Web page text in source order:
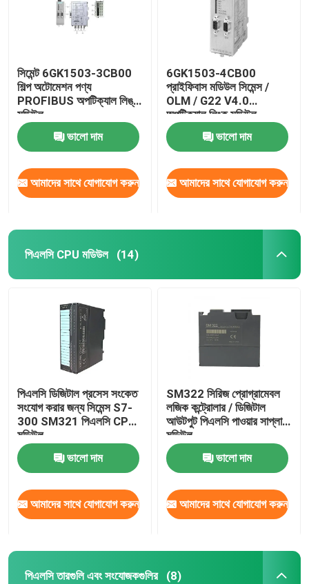
পণ্য
সিমেন্ট 6GK1503-3CB00
শিল্প অটোমেশন পণ্য
PROFIBUS অপটিক্যাল লিঙ্ক
মডিউল
ভালো দাম
আমাদের সাথে যোগাযোগ করুন
6GK1503-4CB00
প্রাইফিবাস মডিউল সিমেন্স /
OLM / G22 V4.0
অপটিক্যাল লিংক মডিউল
ভালো দাম
আমাদের সাথে যোগাযোগ করুন
পিএলসি CPU মডিউল (14)
পিএলসি ডিজিটাল প্রসেস সংকেত
সংযোগ করার জন্য সিমেন্স S7-
300 SM321 পিএলসি CPU
মডিউল
ভালো দাম
আমাদের সাথে যোগাযোগ করুন
SM322 সিরিজ প্রোগ্রামেবল
লজিক কন্ট্রোলার / ডিজিটাল
আউটপুট পিএলসি পাওয়ার সাপ্লাই
মডিউল
ভালো দাম
আমাদের সাথে যোগাযোগ করুন
পিএলসি তারগুলি এবং সংযোজকগুলির (8)